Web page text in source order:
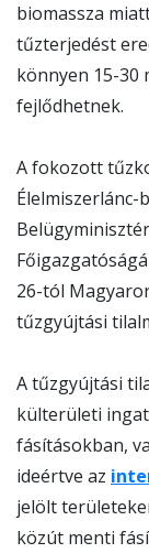
biomassza
tűzterjedést
könnyen 15-30
fejlődhetnek.
A fokozott
Élelmiszerlánc-
26-tól
tűzgyújtási
A tűzgyújtási
külterületi
fásításokban,
ideértve az
jelölt
közút menti